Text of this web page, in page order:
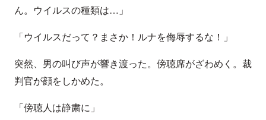
ん。ウイルスの種類は…」
「ウイルスだって？まさか！ルナを侮辱するな！」
突然、男の叫び声が響き渡った。傍聴席がざわめく。裁
判官が顔をしかめた。
「傍聴人は静粛に」